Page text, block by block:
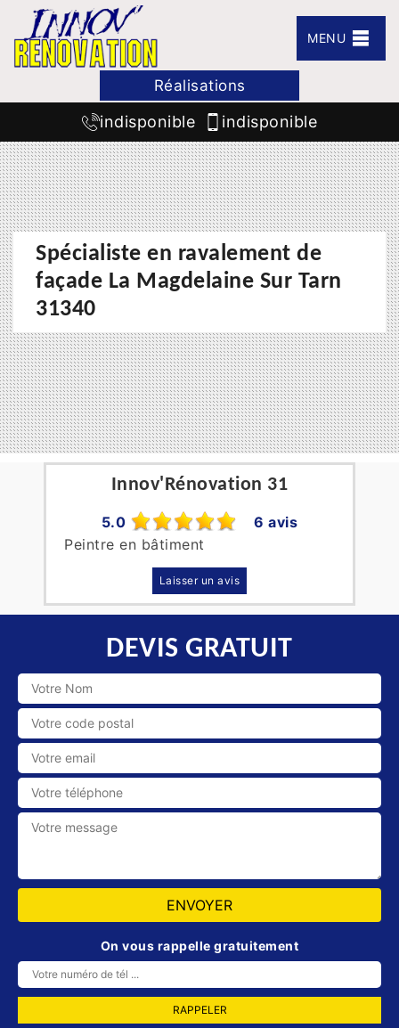
MENU
Réalisations
indisponible indisponible
Spécialiste en ravalement de
façade La Magdelaine Sur Tarn
31340
Innov'Rénovation 31
5.0
6 avis
Peintre en bâtiment
Laisser un avis
DEVIS GRATUIT
On vous rappelle gratuitement